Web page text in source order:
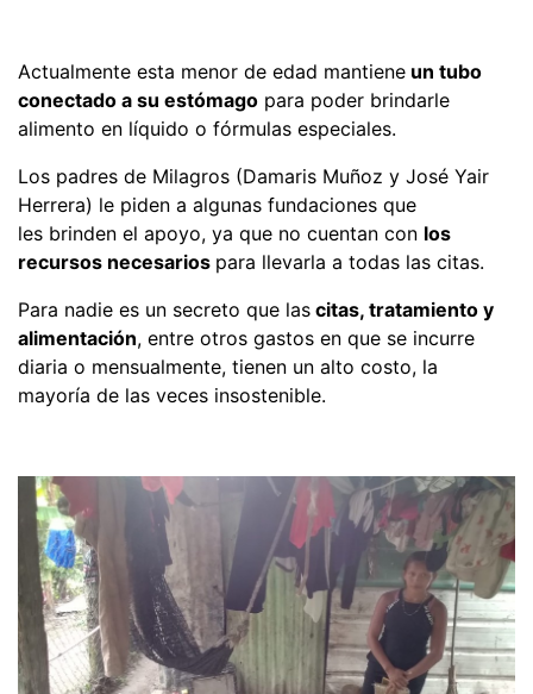
Actualmente esta menor de edad mantiene un tubo
conectado a su estómago para poder brindarle
alimento en líquido o fórmulas especiales.
Los padres de Milagros (Damaris Muñoz y José Yair
Herrera) le piden a algunas fundaciones que
les brinden el apoyo, ya que no cuentan con los
recursos necesarios para llevarla a todas las citas.
Para nadie es un secreto que las citas, tratamiento y
alimentación, entre otros gastos en que se incurre
diaria o mensualmente, tienen un alto costo, la
mayoría de las veces insostenible.